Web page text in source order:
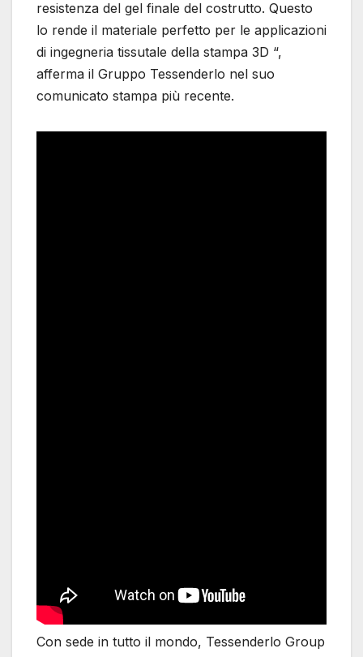
resistenza del gel finale del costrutto. Questo
lo rende il materiale perfetto per le applicazioni
di ingegneria tissutale della stampa 3D “,
afferma il Gruppo Tessenderlo nel suo
comunicato stampa più recente.
Con sede in tutto il mondo, Tessenderlo Group